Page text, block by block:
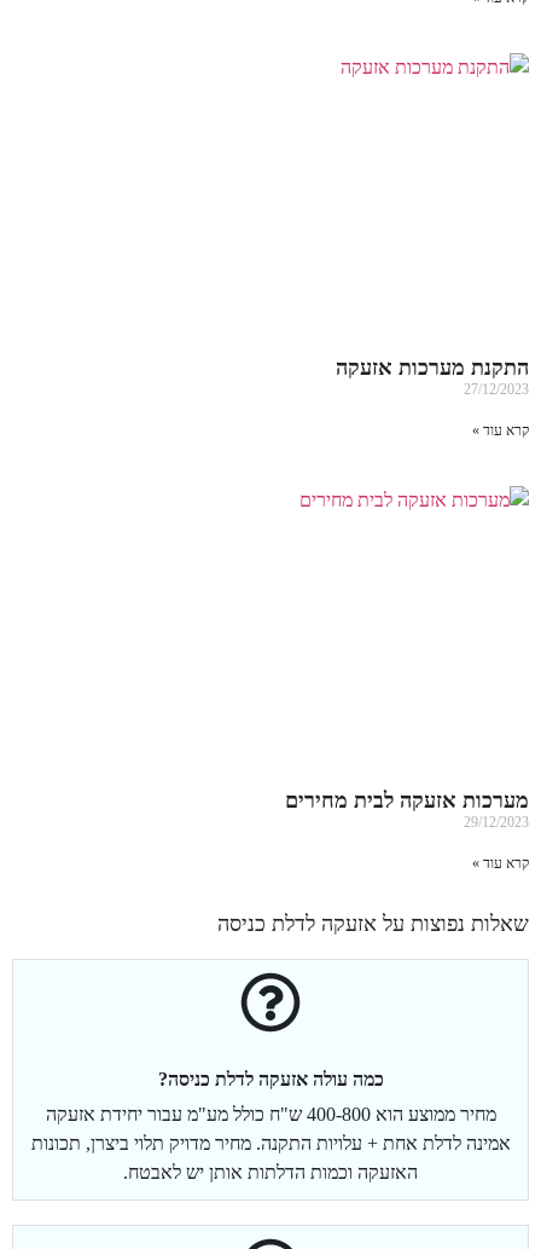
התקנת מערכות אזעקה
27/12/2023
קרא עוד »
מערכות אזעקה לבית מחירים
29/12/2023
קרא עוד »
שאלות נפוצות על אזעקה לדלת כניסה
כמה עולה אזעקה לדלת כניסה?
מחיר ממוצע הוא 400-800 ש"ח כולל מע"מ עבור יחידת אזעקה
אמינה לדלת אחת + עלויות התקנה. מחיר מדויק תלוי ביצרן, תכונות
האזעקה וכמות הדלתות אותן יש לאבטח.